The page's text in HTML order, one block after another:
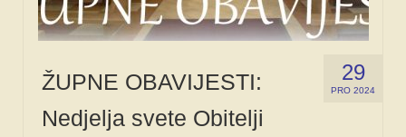
29
PRO 2024
ŽUPNE OBAVIJESTI:
Nedjelja svete Obitelji